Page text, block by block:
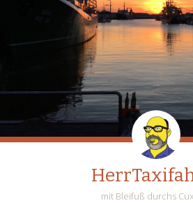
mit Bleifuß durchs